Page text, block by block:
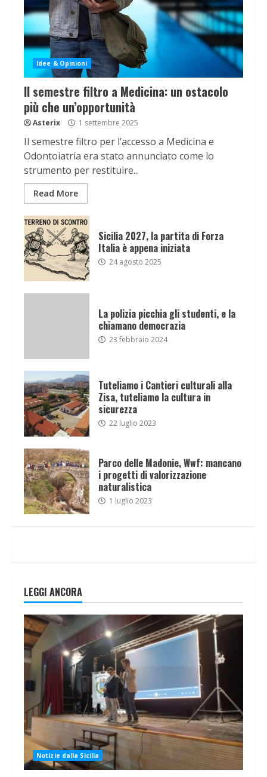
Idee & Opinioni
Il semestre filtro a Medicina: un ostacolo
più che un’opportunità
Asterix 1 settembre 2025
Il semestre filtro per l’accesso a Medicina e
Odontoiatria era stato annunciato come lo
strumento per restituire...
Read More
Sicilia 2027, la partita di Forza
Italia è appena iniziata
24 agosto 2025
La polizia picchia gli studenti, e la
chiamano democrazia
23 febbraio 2024
Tuteliamo i Cantieri culturali alla
Zisa, tuteliamo la cultura in
sicurezza
22 luglio 2023
Parco delle Madonie, Wwf: mancano
i progetti di valorizzazione
naturalistica
1 luglio 2023
LEGGI ANCORA
Notizie dalla Sicilia